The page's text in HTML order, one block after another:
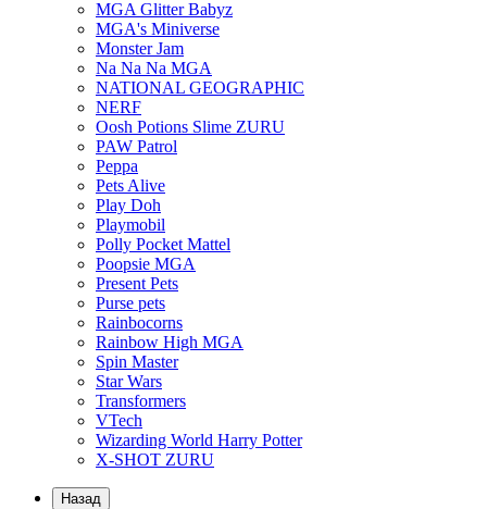
MGA Glitter Babyz
MGA's Miniverse
Monster Jam
Na Na Na MGA
NATIONAL GEOGRAPHIC
NERF
Oosh Potions Slime ZURU
PAW Patrol
Peppa
Pets Alive
Play Doh
Playmobil
Polly Pocket Mattel
Poopsie MGA
Present Pets
Purse pets
Rainbocorns
Rainbow High MGA
Spin Master
Star Wars
Transformers
VTech
Wizarding World Harry Potter
X-SHOT ZURU
Назад